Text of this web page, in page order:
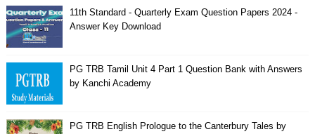
11th Standard - Quarterly Exam Question Papers 2024 -
Answer Key Download
PG TRB Tamil Unit 4 Part 1 Question Bank with Answers
by Kanchi Academy
PG TRB English Prologue to the Canterbury Tales by